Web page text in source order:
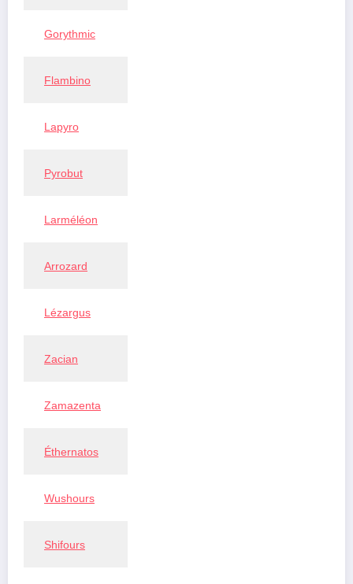
Gorythmic
Flambino
Lapyro
Pyrobut
Larméléon
Arrozard
Lézargus
Zacian
Zamazenta
Éthernatos
Wushours
Shifours